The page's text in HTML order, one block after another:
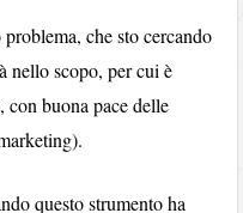
che sto cercando
nello scopo, per cui è
con buona pace delle
questo strumento ha